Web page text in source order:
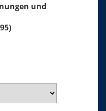
und
(1995)